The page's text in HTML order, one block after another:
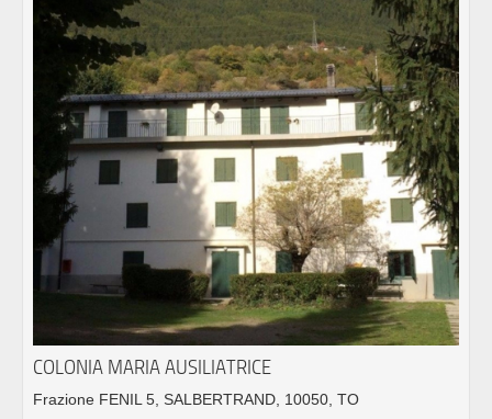
COLONIA MARIA AUSILIATRICE
Frazione FENIL 5, SALBERTRAND, 10050, TO